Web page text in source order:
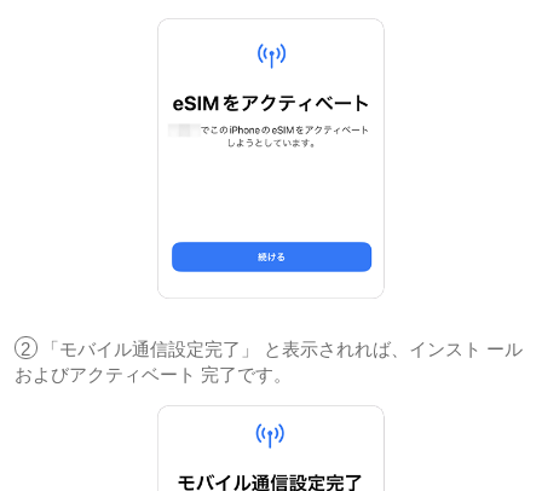
2
「モバイル通信設定完了」 と表示されれば、インスト ール
およびアクティベート 完了です。